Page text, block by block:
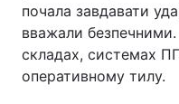
почала завдавати
вважали
складах, системах
оперативному тилу.